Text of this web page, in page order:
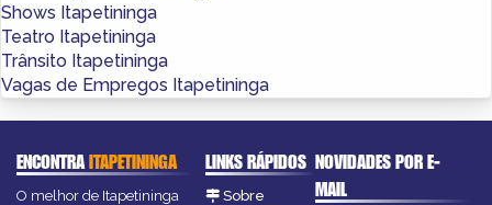
Shows Itapetininga
Teatro Itapetininga
Trânsito Itapetininga
Vagas de Empregos Itapetininga
ENCONTRAITAPETININGA
O melhor de Itapetininga
LINKS RÁPIDOS
Sobre
NOVIDADES POR E-
MAIL